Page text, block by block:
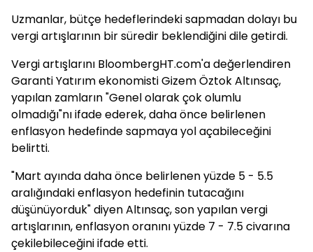
Uzmanlar, bütçe hedeflerindeki sapmadan dolayı bu
vergi artışlarının bir süredir beklendiğini dile getirdi.
Vergi artışlarını BloombergHT.com'a değerlendiren
Garanti Yatırım ekonomisti Gizem Öztok Altınsaç,
yapılan zamların "Genel olarak çok olumlu
olmadığı"nı ifade ederek, daha önce belirlenen
enflasyon hedefinde sapmaya yol açabileceğini
belirtti.
"Mart ayında daha önce belirlenen yüzde 5 - 5.5
aralığındaki enflasyon hedefinin tutacağını
düşünüyorduk" diyen Altınsaç, son yapılan vergi
artışlarının, enflasyon oranını yüzde 7 - 7.5 civarına
çekilebileceğini ifade etti.